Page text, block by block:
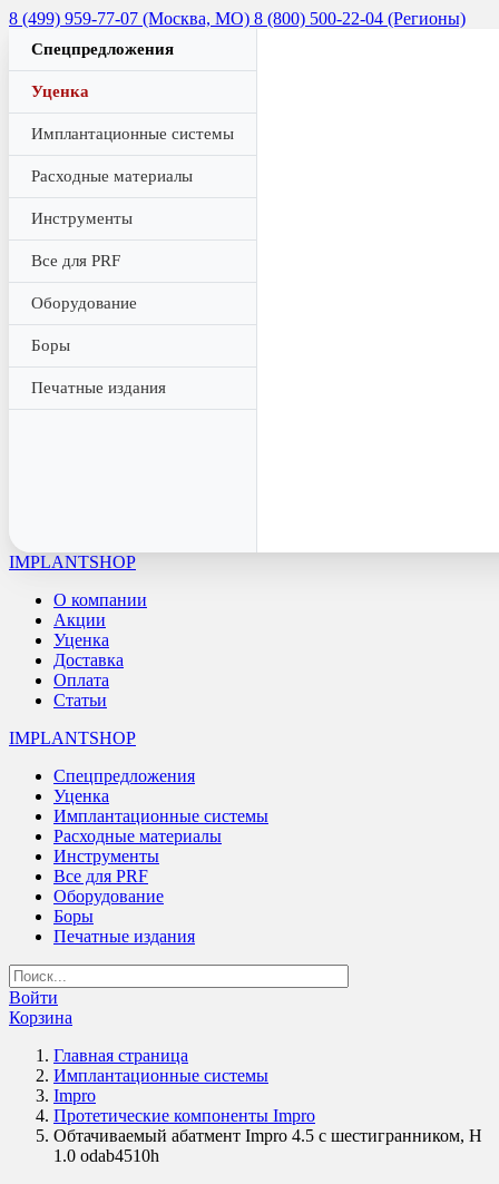
8 (499) 959-77-07 (Москва, МО) 8 (800) 500-22-04 (Регионы)
Спецпредложения
Уценка
Имплантационные системы
Расходные материалы
Инструменты
Все для PRF
Оборудование
Боры
Печатные издания
IMPLANTSHOP
О компании
Акции
Уценка
Доставка
Оплата
Статьи
IMPLANTSHOP
Спецпредложения
Уценка
Имплантационные системы
Расходные материалы
Инструменты
Все для PRF
Оборудование
Боры
Печатные издания
Войти
Корзина
Главная страница
Имплантационные системы
Impro
Протетические компоненты Impro
Обтачиваемый абатмент Impro 4.5 с шестигранником, H
1.0 odab4510h